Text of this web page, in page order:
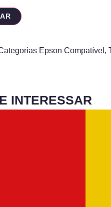
Epson Compatível ,
INTERESSAR